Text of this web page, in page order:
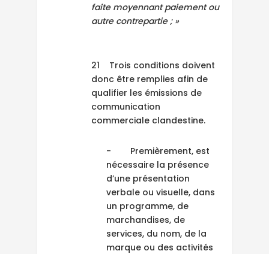
faite moyennant paiement ou
autre contrepartie ; »
21 Trois conditions doivent
donc être remplies afin de
qualifier les émissions de
communication
commerciale clandestine.
- Premièrement, est
nécessaire la présence
d’une présentation
verbale ou visuelle, dans
un programme, de
marchandises, de
services, du nom, de la
marque ou des activités